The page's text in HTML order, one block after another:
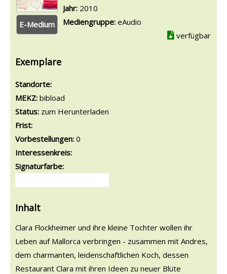
E-Medium
Jahr: 2010
Mediengruppe: eAudio
verfügbar
Exemplare
Standorte:
MEKZ: bibload
Status: zum Herunterladen
Frist:
Vorbestellungen: 0
Interessenkreis:
Signaturfarbe:
Inhalt
Clara Flockheimer und ihre kleine Tochter wollen ihr
Leben auf Mallorca verbringen - zusammen mit Andres,
dem charmanten, leidenschaftlichen Koch, dessen
Restaurant Clara mit ihren Ideen zu neuer Blüte